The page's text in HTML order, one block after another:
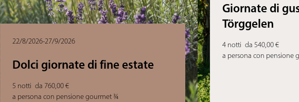
22/8/2026-27/9/2026
Dolci giornate di fine estate
5 notti da 760,00 €
a persona con pensione gourmet ¾
Giornate di
Törggelen
4 notti da 540,00 €
a persona con pensione